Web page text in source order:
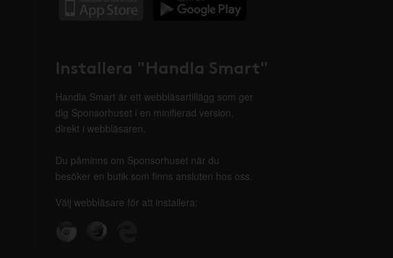
Installera "Handla Smart"
Handla Smart är ett webbläsartillägg som ger
dig Sponsorhuset i en minifierad version,
direkt i webbläsaren.
Du påminns om Sponsorhuset när du
besöker en butik som finns ansluten hos oss.
Välj webbläsare för att installera: